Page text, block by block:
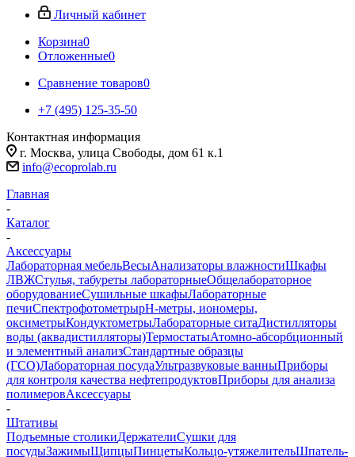
Личный кабинет
Корзина0
Отложенные0
Сравнение товаров0
+7 (495) 125-35-50
Контактная информация
г. Москва, улица Свободы, дом 61 к.1
info@ecoprolab.ru
Главная
-
Каталог
-
Аксессуары
Лабораторная мебельВесыАнализаторы влажностиШкафы
ЛВЖСтулья, табуреты лабораторныеОбщелабораторное
оборудованиеСушильные шкафыЛабораторные
печиСпектрофотометрыpH-метры, иономеры,
оксиметрыКондуктометрыЛабораторные ситаДистилляторы
воды (аквадистилляторы)ТермостатыАтомно-абсорбционный
и элементный анализСтандартные образцы
(ГСО)Лабораторная посудаУльтразвуковые ванныПриборы
для контроля качества нефтепродуктовПриборы для анализа
полимеровАксессуары
-
Штативы
Подъемные столикиДержателиСушки для
посудыЗажимыЩипцыПинцетыКольцо-утяжелительШпатель-